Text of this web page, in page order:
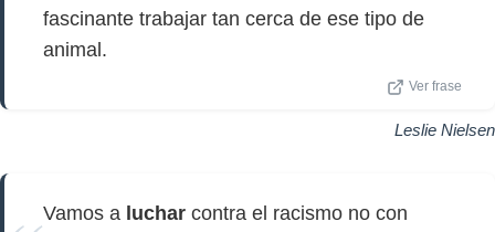
fascinante trabajar tan cerca de ese tipo de
animal.
Ver frase
Leslie Nielsen
Vamos a luchar contra el racismo no con